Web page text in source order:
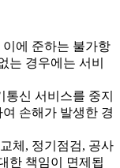
에 준하는 불가항
는 경우에는 서비
신 서비스를 중지
손해가 발생한 경
체, 정기점검, 공사
한 책임이 면제됩